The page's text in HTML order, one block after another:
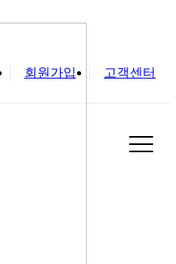
회원가입 고객센터